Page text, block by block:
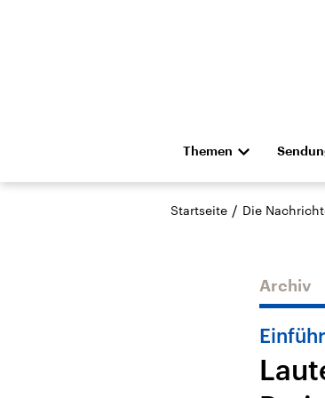
Themen
Die Nachrichten
Hörspiel und Feature
Landtagswahl
Startseite / Die
Archiv